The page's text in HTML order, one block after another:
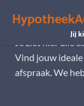
Jij
Alle
Je ziet hier alle
Vind jouw
afspraak. We